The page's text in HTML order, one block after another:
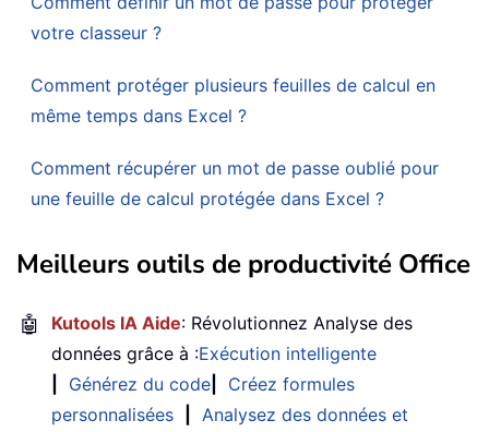
votre classeur ?
Comment protéger plusieurs feuilles de calcul en
même temps dans Excel ?
Comment récupérer un mot de passe oublié pour
une feuille de calcul protégée dans Excel ?
Meilleurs outils de productivité Office
🤖 Kutools IA Aide: Révolutionnez Analyse des
données grâce à :Exécution intelligente
Générez du code
Créez formules
personnalisées
Analysez des données et